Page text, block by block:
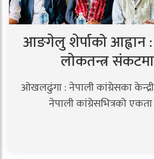
आङगेलु शेर्पाको आह्वान
लोकतन्त्र
ओखलढुंगा : नेपाली कांग्रेसका
नेपाली कांग्रेसभित्रको